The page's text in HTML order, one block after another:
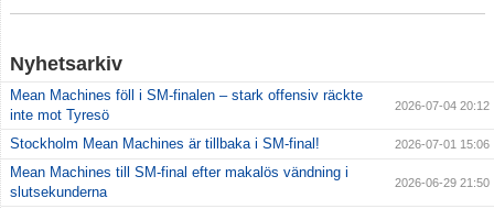
Nyhetsarkiv
Mean Machines föll i SM-finalen – stark offensiv räckte
inte mot Tyresö
2026-07-04 20:12
Stockholm Mean Machines är tillbaka i SM-final! 2026-07-01 15:06
Mean Machines till SM-final efter makalös vändning i
slutsekunderna
2026-06-29 21:50